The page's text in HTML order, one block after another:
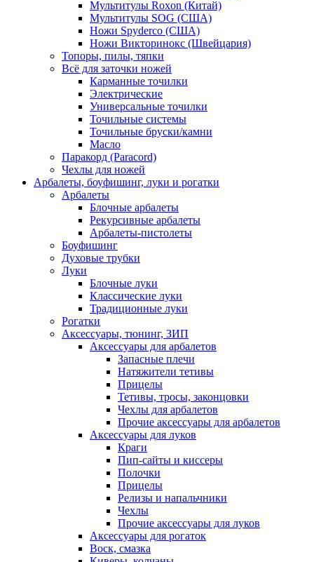
Мультитулы Roxon (Китай)
Мультитулы SOG (США)
Ножи Spyderco (США)
Ножи Викторинокс (Швейцария)
Топоры, пилы, тяпки
Всё для заточки ножей
Карманные точилки
Электрические
Универсальные точилки
Точильные системы
Точильные бруски/камни
Масло
Паракорд (Paracord)
Чехлы для ножей
Арбалеты, боуфишинг, луки и рогатки
Арбалеты
Блочные арбалеты
Рекурсивные арбалеты
Арбалеты-пистолеты
Боуфишинг
Духовые трубки
Луки
Блочные луки
Классические луки
Традиционные луки
Рогатки
Аксессуары, тюнинг, ЗИП
Аксессуары для арбалетов
Запасные плечи
Натяжители тетивы
Прицелы
Тетивы, тросы, законцовки
Чехлы для арбалетов
Прочие аксессуары для арбалетов
Аксессуары для луков
Краги
Пип-сайты и киссеры
Полочки
Прицелы
Релизы и напальчники
Чехлы
Прочие аксессуары для луков
Аксессуары для рогаток
Воск, смазка